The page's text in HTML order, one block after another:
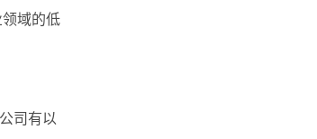
域的低
司有以